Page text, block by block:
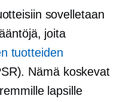
sovelletaan
joita
tuotteiden
Nämä koskevat
lapsille